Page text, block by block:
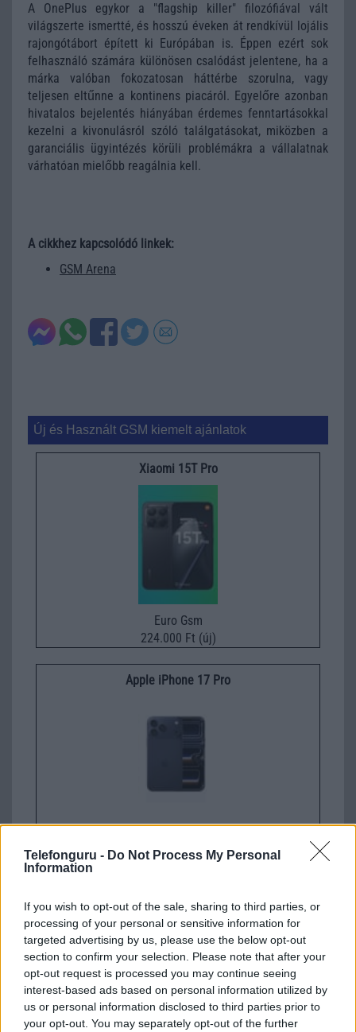
Telefonguru - Do Not Process My Personal
Information
If you wish to opt-out of the sale, sharing to third parties, or
processing of your personal or sensitive information for
targeted advertising by us, please use the below opt-out
section to confirm your selection. Please note that after your
opt-out request is processed you may continue seeing
interest-based ads based on personal information utilized by
us or personal information disclosed to third parties prior to
your opt-out. You may separately opt-out of the further
A OnePlus egykor a "flagship killer" filozófiával vált
világszerte ismertté, és hosszú éveken át rendkívül lojális
rajongótábort épített ki Európában is. Éppen ezért sok
felhasználó számára különösen csalódást jelentene, ha a
márka valóban fokozatosan háttérbe szorulna, vagy
teljesen eltűnne a kontinens piacáról. Egyelőre azonban
hivatalos bejelentés hiányában érdemes fenntartásokkal
kezelni a kivonulásról szóló találgatásokat, miközben a
garanciális ügyintézés körüli problémákra a vállalatnak
várhatóan mielőbb reagálnia kell.
A cikkhez kapcsolódó linkek:
GSM Arena
Új és Használt GSM kiemelt ajánlatok
Xiaomi 15T Pro
Euro Gsm
224.000 Ft (új)
Apple iPhone 17 Pro
435.000 Ft (új)